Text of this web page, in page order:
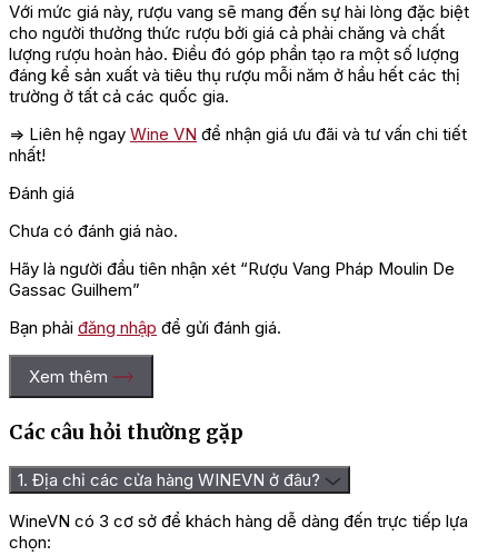
Với mức giá này, rượu vang sẽ mang đến sự hài lòng đặc biệt
cho người thưởng thức rượu bởi giá cả phải chăng và chất
lượng rượu hoàn hảo. Điều đó góp phần tạo ra một số lượng
đáng kể sản xuất và tiêu thụ rượu mỗi năm ở hầu hết các thị
trường ở tất cả các quốc gia.
=> Liên hệ ngay Wine VN để nhận giá ưu đãi và tư vấn chi tiết
nhất!
Đánh giá
Chưa có đánh giá nào.
Hãy là người đầu tiên nhận xét “Rượu Vang Pháp Moulin De
Gassac Guilhem”
Bạn phải đăng nhập để gửi đánh giá.
Xem thêm
Các câu hỏi thường gặp
1. Địa chỉ các cửa hàng WINEVN ở đâu?
WineVN có 3 cơ sở để khách hàng dễ dàng đến trực tiếp lựa
chọn: